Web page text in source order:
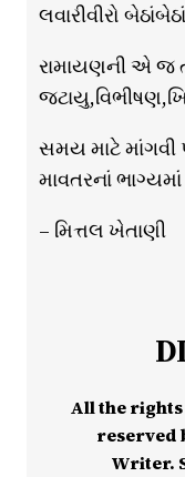
લવારીવીરો
રામાયણની એ જ
સમય માટે માંગવી
માવતરનાં
– મિત્તલ ખેતાણી
All the
reserved
Writer.